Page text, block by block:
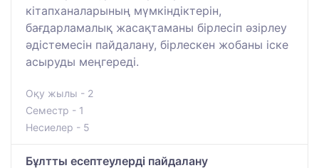
кітапханаларының мүмкіндіктерін,
бағдарламалық жасақтаманы бірлесіп әзірлеу
әдістемесін пайдалану, бірлескен жобаны іске
асыруды меңгереді.
Оқу жылы - 2
Семестр - 1
Несиелер - 5
Бұлтты есептеулерді пайдалану